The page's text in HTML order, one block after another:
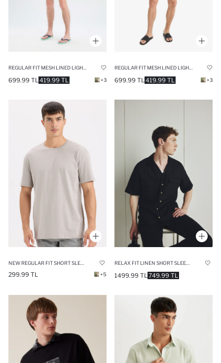
REGULAR FIT MESH LINED LIGHTWEIGHT FABRIC SWIM SHORTS
419.99 TL
699.99 TL +3
REGULAR FIT MESH LINED LIGHTWEIGHT FABRIC SWIM SHORTS
419.99 TL
699.99 TL +3
299.99 TL +5 749.99 TL
1499.99 TL